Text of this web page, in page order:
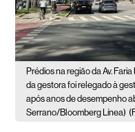
Prédios na região da Av.
da gestora foi relegado à
após anos de desempenho
Serrano/Bloomberg Línea)